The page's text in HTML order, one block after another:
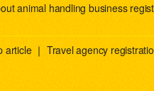
animal handling business
article ｜ Travel agency